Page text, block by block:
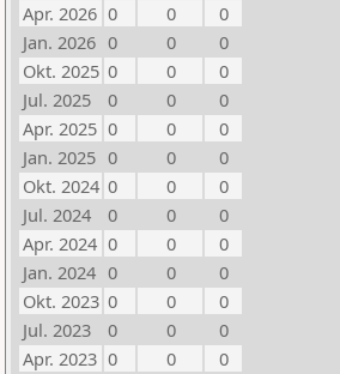
Apr. 2026 0 0
0
Jan. 2026 0 0
0
Okt. 2025 0 0
0
Jul. 2025
0 0
0
Apr. 2025 0 0
0
Jan. 2025 0 0
0
Okt. 2024 0 0
0
Jul. 2024
0 0
0
Apr. 2024 0 0
0
Jan. 2024 0 0
0
Okt. 2023 0 0
0
Jul. 2023
0 0
0
Apr. 2023 0 0
0